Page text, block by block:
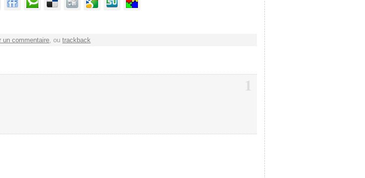
un commentaire, outrackback
1